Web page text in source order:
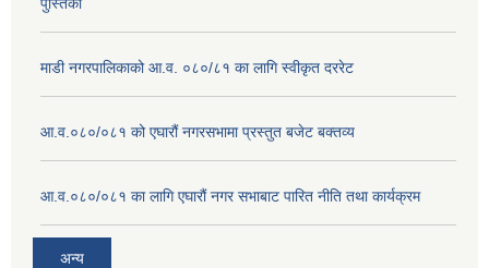
पुस्तिका
माडी नगरपालिकाको आ.व. ०८०/८१ का लागि स्वीकृत दररेट
आ.व.०८०/०८१ को एघारौं नगरसभामा प्रस्तुत बजेट बक्तव्य
आ.व.०८०/०८१ का लागि एघारौं नगर सभाबाट पारित नीति तथा कार्यक्रम
अन्य